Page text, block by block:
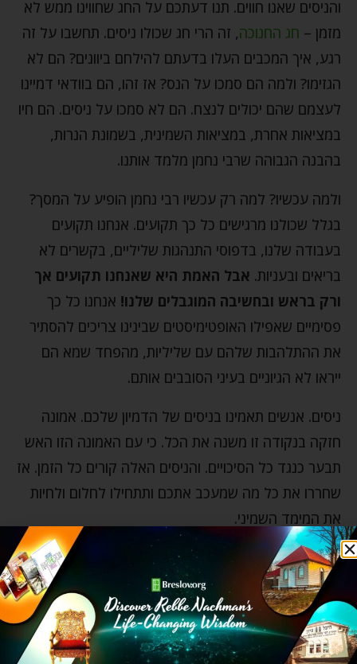
והניסים שאנו חווים. תנו דעתכם על החג שחווינו ממש לא
מזמן – חג החנוכה, זה הרי חג שכולו ניסים. תחשבו על זה
רגע, איך המכבים העלו בדעתם להילחם ביוונים? הם לא
הגזימו? ולמה הם סמכו על הנס? אז זהו, הם בוודאי דמיינו
לעצמם שהם יכולים לנצח. הם לא סמכו על ניסים. הם חיו
במציאות אחרת, במציאות השמינית, בשמונת הנרות,
בהבנה הגבוהה שרבי נחמן מלמד אותנו.
ולמה עכשיו? למה רק עכשיו רבי נחמן הופיע על המסך?
בגלל שכולנו מרגישים כל כך תקועים. אנחנו תקועים
בעבודה שלנו, בדפוסי התנהגות שליליים, בקשרים לא
בריאים ובעניות. אבל האמת היא שאנחנו תקועים אך
ורק בראש ובחשיבה המוגבלים שלנו! אנחנו כל כך
פסימיים שאפילו האופטימיסטים שבינינו צריכים להסתיר
את ההתלהבות שלהם עם שליליות, מהפחד שמא הם
ייראו לא הגיוניים בעיני הסובבים אותם.
ניסים. אנשים תאמינו בניסים של הדמיון שלכם. אמונה
חזקה בנקודה זו משנה את הכל. כי עם האמונה הזו האש
תבער כנגד כל הסיכויים. והניסים האלה קורים כל הזמן. אז
שחררו את כל מה שמעכב אתכם ותתחילו לחלום ולחיות
את המימד השמיני.
אמונה אמונה פשוטה גבורה
חסידי ברסלב יהדות יצר הרע כוח המדמה מימד שמיני
משיח ניסים ספירות צום עשרה בטבת
רבי נחמן מברסלב רבי נתן מברסלב